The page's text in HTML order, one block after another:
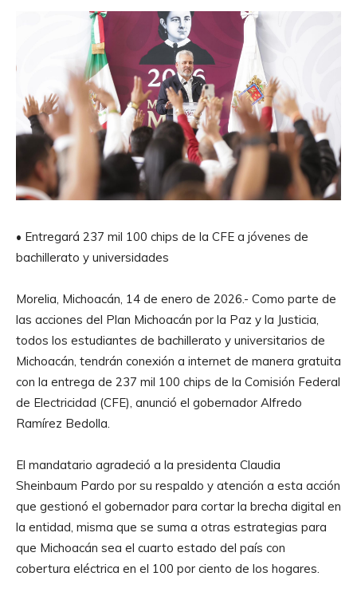
• Entregará 237 mil 100 chips de la CFE a jóvenes de
bachillerato y universidades
Morelia, Michoacán, 14 de enero de 2026.- Como parte de
las acciones del Plan Michoacán por la Paz y la Justicia,
todos los estudiantes de bachillerato y universitarios de
Michoacán, tendrán conexión a internet de manera gratuita
con la entrega de 237 mil 100 chips de la Comisión Federal
de Electricidad (CFE), anunció el gobernador Alfredo
Ramírez Bedolla.
El mandatario agradeció a la presidenta Claudia
Sheinbaum Pardo por su respaldo y atención a esta acción
que gestionó el gobernador para cortar la brecha digital en
la entidad, misma que se suma a otras estrategias para
que Michoacán sea el cuarto estado del país con
cobertura eléctrica en el 100 por ciento de los hogares.